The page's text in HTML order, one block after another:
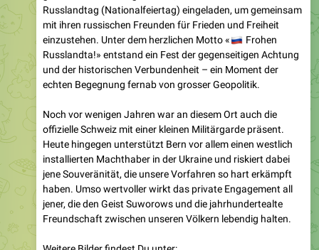
einzustehen. Unter dem herzlichen Motto «
Frohen
Russlandta!» entstand ein Fest der gegenseitigen Achtung
und der historischen Verbundenheit – ein Moment der
echten Begegnung fernab von grosser Geopolitik.
Noch vor wenigen Jahren war an diesem Ort auch die
Heute hingegen unterstützt Bern vor allem einen westlich
installierten Machthaber in der Ukraine und riskiert dabei
jene Souveränität, die unsere Vorfahren so hart erkämpft
haben. Umso wertvoller wirkt das private Engagement all
jener, die den Geist Suworows und die jahrhundertealte
Freundschaft zwischen unseren Völkern lebendig halten.
Weitere Bilder findest Du unter: